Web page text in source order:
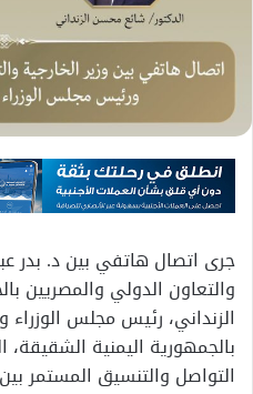
جرى اتصال هاتفي بين د. بدر
والتعاون الدولي والمصريين
الزنداني، رئيس مجلس الوزراء
التواصل والتنسيق المستمر